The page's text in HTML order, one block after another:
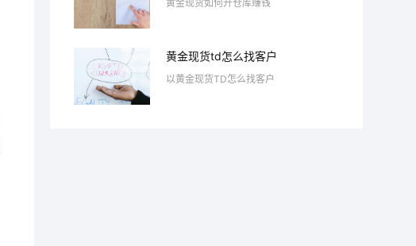
黄金现货如何开仓库赚钱
黄金现货td怎么找客户
以黄金现货TD怎么找客户